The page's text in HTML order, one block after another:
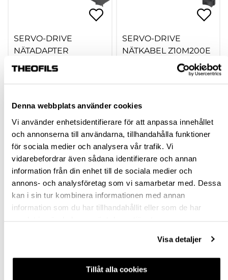
Denna webbplats använder cookies
Vi använder enhetsidentifierare för att anpassa innehållet
och annonserna till användarna, tillhandahålla funktioner
för sociala medier och analysera vår trafik. Vi
vidarebefordrar även sådana identifierare och annan
information från din enhet till de sociala medier och
annons- och analysföretag som vi samarbetar med. Dessa
kan i sin tur kombinera informationen med annan
information som du har tillhandahållit eller som de har
Visa detaljer
Tillåt alla cookies
SERVO-DRIVE
NÄTADAPTER
Köp
SERVO-DRIVE
NÄTKABEL Z10M200E
Köp
SYNKROKABEL